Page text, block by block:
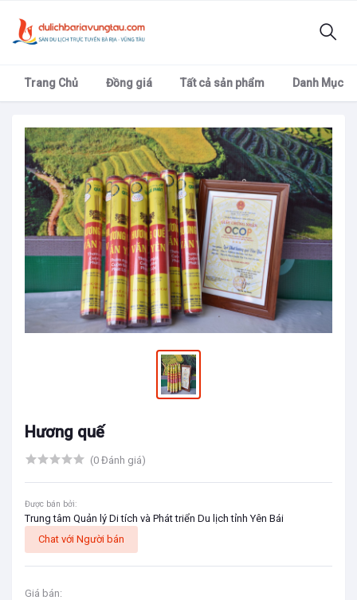
Trang Chủ Đồng giá Tất cả sản phẩm Danh Mục
Hương quế
(0 Đánh giá)
Được bán bởi:
Trung tâm Quản lý Di tích và Phát triển Du lịch tỉnh Yên Bái
Chat với Người bán
Giá bán: